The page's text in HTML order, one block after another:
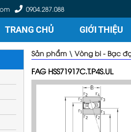
0904.287.088
TRANG CHỦ GIỚI THIỆU
Sản phẩm \ Vòng bi - Bạc
FAG HSS71917C.T.P4S.UL